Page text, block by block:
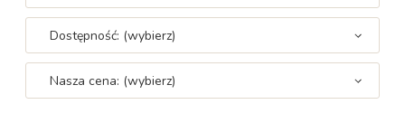
Dostępność: (wybierz)
Nasza cena: (wybierz)